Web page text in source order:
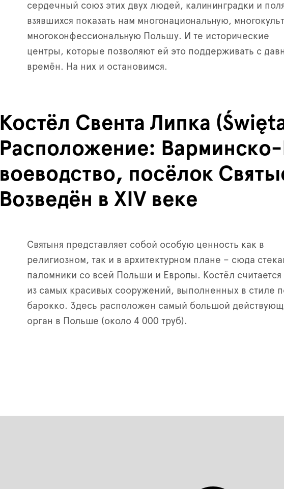
сердечный союз этих двух людей, калининградки и
взявшихся показать нам многонациональную,
многоконфессиональную Польшу. И те исторические
центры, которые позволяют ей это поддерживать с
времён. На них и остановимся.
Костёл Свента Липка
Расположение:
воеводство, посёлок
Возведён в XIV веке
Святыня представляет собой особую ценность как в
религиозном, так и в архитектурном плане – сюда
паломники со всей Польши и Европы. Костёл
из самых красивых сооружений, выполненных в стиле
барокко. Здесь расположен самый большой
орган в Польше (около 4 000 труб).